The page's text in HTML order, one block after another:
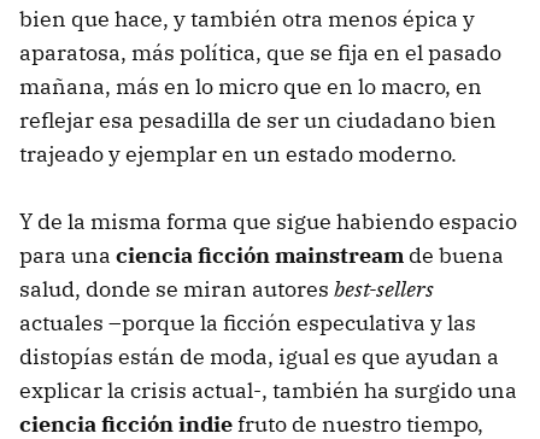
bien que hace, y también otra menos épica y
aparatosa, más política, que se fija en el pasado
mañana, más en lo micro que en lo macro, en
reflejar esa pesadilla de ser un ciudadano bien
trajeado y ejemplar en un estado moderno.
Y de la misma forma que sigue habiendo espacio
para una ciencia ficción mainstream de buena
salud, donde se miran autores best-sellers
actuales –porque la ficción especulativa y las
distopías están de moda, igual es que ayudan a
explicar la crisis actual-, también ha surgido una
ciencia ficción indiefruto de nuestro tiempo,